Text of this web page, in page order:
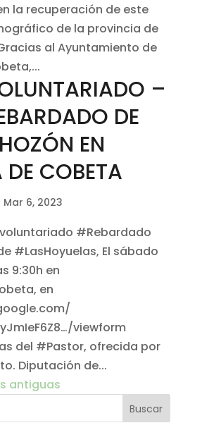
la recuperación de este
de la provincia de
al Ayuntamiento de
–
DE
EN
DE COBETA
Mar 6, 2023
#Rebardado
#LasHoyuelas, El sábado
9:30h en
en
viewform
del #Pastor, ofrecida por
Diputación de...
antiguas